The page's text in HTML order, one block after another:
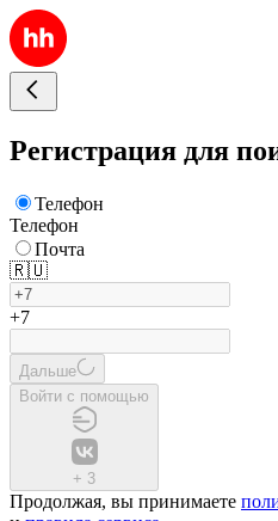
Регистрация для
Телефон
Телефон
Почта
🇷🇺
+7
Дальше
Войти с помощью
+ 3
Продолжая, вы принимаете